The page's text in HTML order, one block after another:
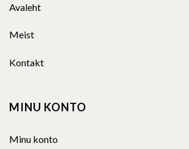
Avaleht
Meist
Kontakt
MINU KONTO
Minu konto